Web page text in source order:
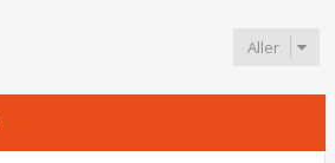
Aller